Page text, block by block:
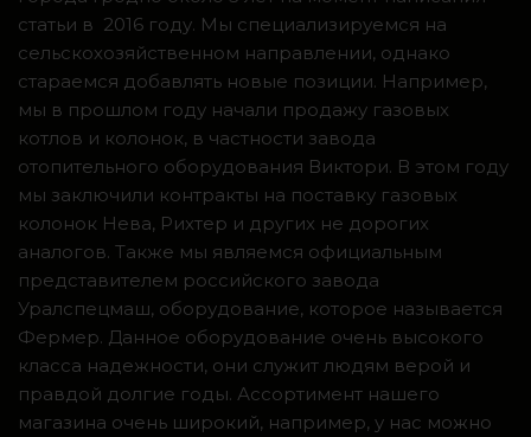
статьи в 2016 году. Мы специализируемся на
сельскохозяйственном направлении, однако
стараемся добавлять новые позиции. Например,
мы в прошлом году начали продажу газовых
котлов и колонок, в частности завода
отопительного оборудования Виктори. В этом году
мы заключили контракты на поставку газовых
колонок Нева, Рихтер и других не дорогих
аналогов. Также мы являемся официальным
представителем российского завода
Уралспецмаш, оборудование, которое называется
Фермер. Данное оборудование очень высокого
класса надежности, они служит людям верой и
правдой долгие годы. Ассортимент нашего
магазина очень широкий, например, у нас можно